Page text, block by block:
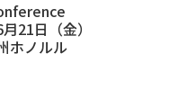
Conference
21日（金）
ホノルル